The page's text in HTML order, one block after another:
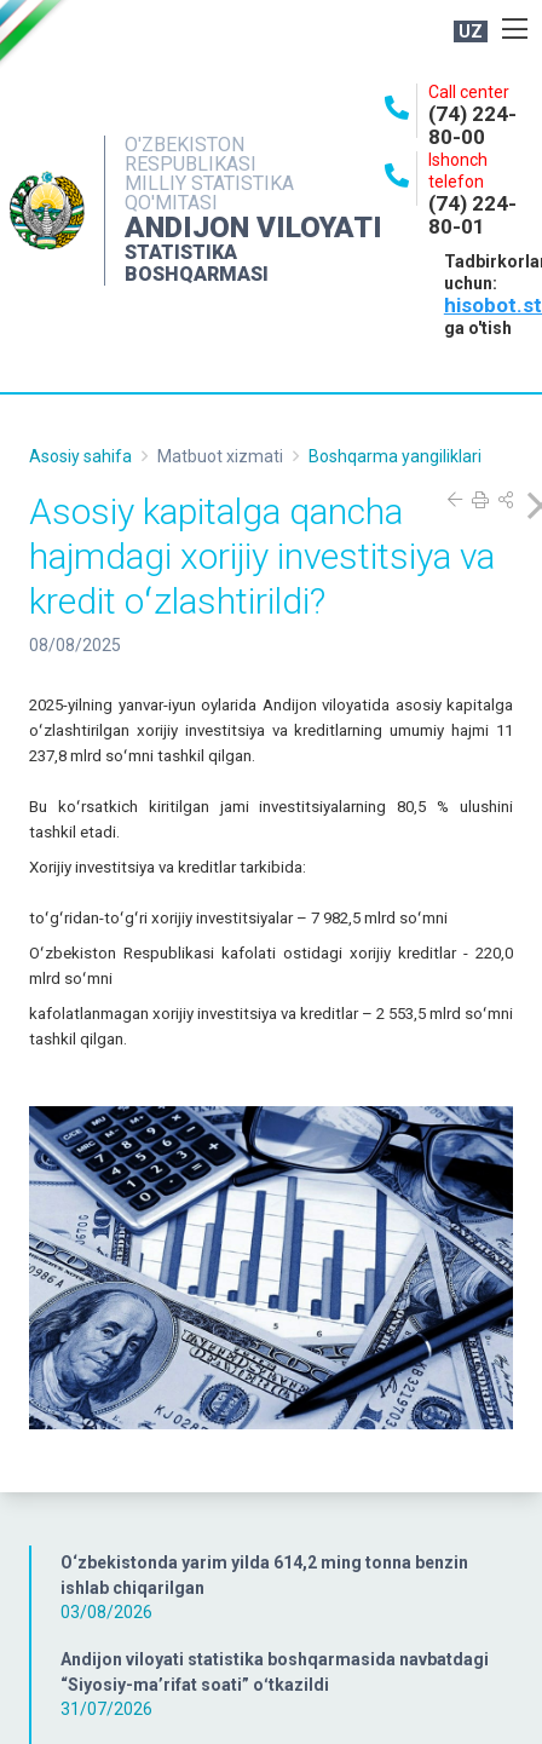
UZ
O'ZBEKISTON
RESPUBLIKASI
MILLIY STATISTIKA
QO'MITASI
ANDIJON VILOYATI
STATISTIKA
BOSHQARMASI
Call center
(74) 224-
80-00
Ishonch
telefon
(74) 224-
80-01
uchun:
ga o'tish
NASHRLAR
INTERAKTIV XIZMATLAR
MATBUOT XIZMATI
MUROJAATLAR
O‘zbekistonda yarim yilda 614,2 ming tonna benzin
ishlab chiqarilgan
03/08/2026
Andijon viloyati statistika boshqarmasida navbatdagi
“Siyosiy-ma’rifat soati” oʻtkazildi
31/07/2026
Asosiy sahifa Matbuot xizmati Boshqarma yangiliklari
Asosiy kapitalga qancha
hajmdagi xorijiy investitsiya va
kredit oʻzlashtirildi?
08/08/2025
2025-yilning yanvar-iyun oylarida Andijon viloyatida asosiy kapitalga
oʻzlashtirilgan xorijiy investitsiya va kreditlarning umumiy hajmi 11
237,8 mlrd soʻmni tashkil qilgan.
Bu koʻrsatkich kiritilgan jami investitsiyalarning 80,5 % ulushini
tashkil etadi.
Xorijiy investitsiya va kreditlar tarkibida:
toʻgʻridan-toʻgʻri xorijiy investitsiyalar – 7 982,5 mlrd soʻmni
Oʻzbekiston Respublikasi kafolati ostidagi xorijiy kreditlar - 220,0
mlrd soʻmni
kafolatlanmagan xorijiy investitsiya va kreditlar – 2 553,5 mlrd soʻmni
tashkil qilgan.